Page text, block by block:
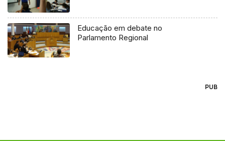
Educação em debate no
Parlamento Regional
PUB